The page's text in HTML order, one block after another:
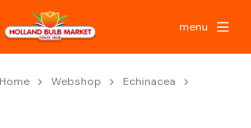
menu
Home Webshop
Echinacea